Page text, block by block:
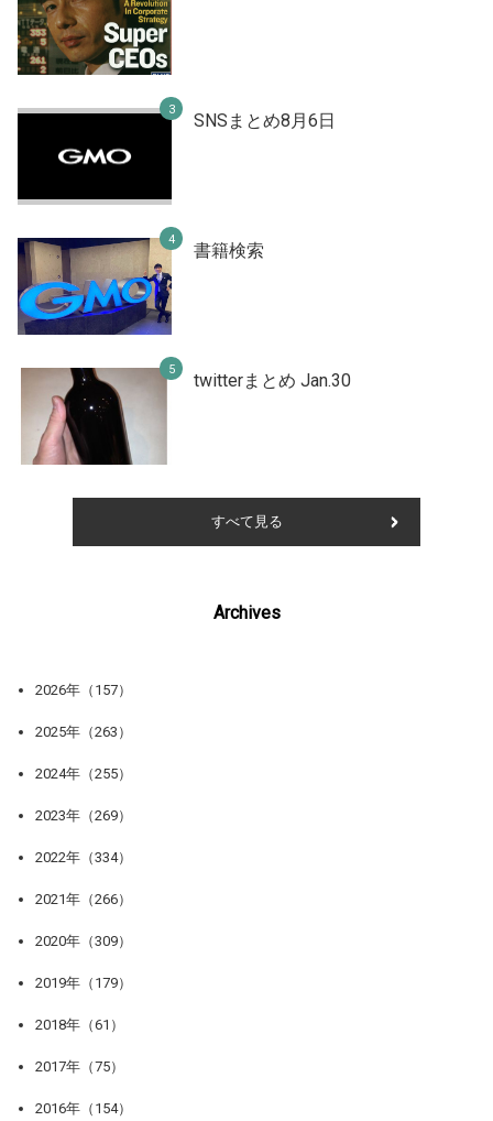
SNSまとめ8月6日
書籍検索
twitterまとめ Jan.30
すべて見る
Archives
2026年（157）
2025年（263）
2024年（255）
2023年（269）
2022年（334）
2021年（266）
2020年（309）
2019年（179）
2018年（61）
2017年（75）
2016年（154）